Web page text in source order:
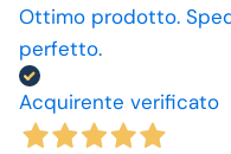
Ottimo prodotto.
perfetto.
Acquirente verificato